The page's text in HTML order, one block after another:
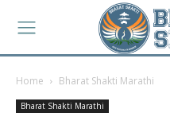
Home Bharat Shakti Marathi
Bharat Shakti Marathi